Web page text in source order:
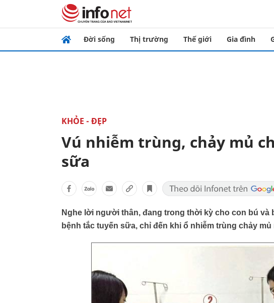
Đời sống Thị trường Thế giới Gia đình
KHỎE - ĐẸP
Vú nhiễm trùng, chảy mủ
sữa
Nghe lời người thân, đang trong thời kỳ cho con bú và
bệnh tắc tuyến sữa, chỉ đến khi ổ nhiễm trùng chảy